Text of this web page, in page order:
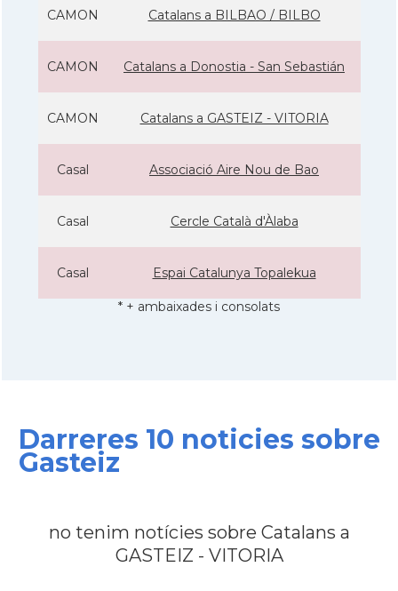
CAMON Catalans a BILBAO / BILBO
CAMON Catalans a Donostia - San Sebastián
CAMON Catalans a GASTEIZ - VITORIA
Casal Associació Aire Nou de Bao
Casal Cercle Català d'Àlaba
Casal Espai Catalunya Topalekua
* + ambaixades i consolats
Darreres 10 noticies sobre
Gasteiz
no tenim notícies sobre Catalans a
GASTEIZ - VITORIA